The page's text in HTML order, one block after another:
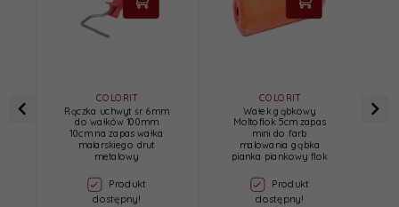
COLORIT
Rączka uchwyt śr. 6mm
do wałków 100mm
10cm na zapas wałka
malarskiego drut
metalowy
Produkt
dostępny!
COLORIT
Wałek gąbkowy
Moltoflok 5cm zapas
mini do farb
malowania gąbka
pianka piankowy flok
Produkt
dostępny!